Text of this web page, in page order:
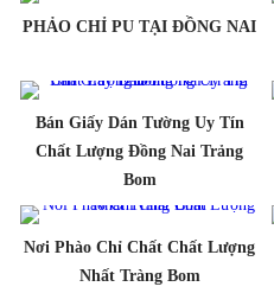
PHẢO CHỈ PU TẠI ĐỒNG NAI
Bán Giấy Dán Tường Uy Tín
Chất Lượng Đồng Nai Trảng
Bom
Nơi Phào Chỉ Chất Chất Lượng
Nhất Tràng Bom